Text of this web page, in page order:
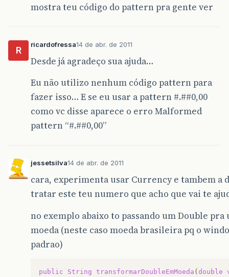
mostra teu código do pattern pra gente ver
R
ricardofressa14 de abr. de 2011
Desde já agradeço sua ajuda…
Eu não utilizo nenhum código pattern para
fazer isso… E se eu usar a pattern #.##0,00
como vc disse aparece o erro Malformed
pattern “#.##0,00”
jessetsilva14 de abr. de 2011
cara, experimenta usar Currency e tambem a
tratar este teu numero que acho que vai te
no exemplo abaixo to passando um Double
moeda (neste caso moeda brasileira pq o
padrao)
public String transformarDoubleEmMoeda ( double